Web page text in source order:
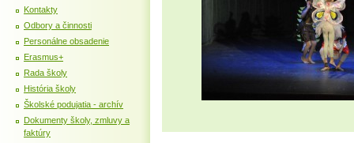
Kontakty
Odbory a činnosti
Personálne obsadenie
Erasmus+
Rada školy
História školy
Školské podujatia - archív
Dokumenty školy, zmluvy a
faktúry